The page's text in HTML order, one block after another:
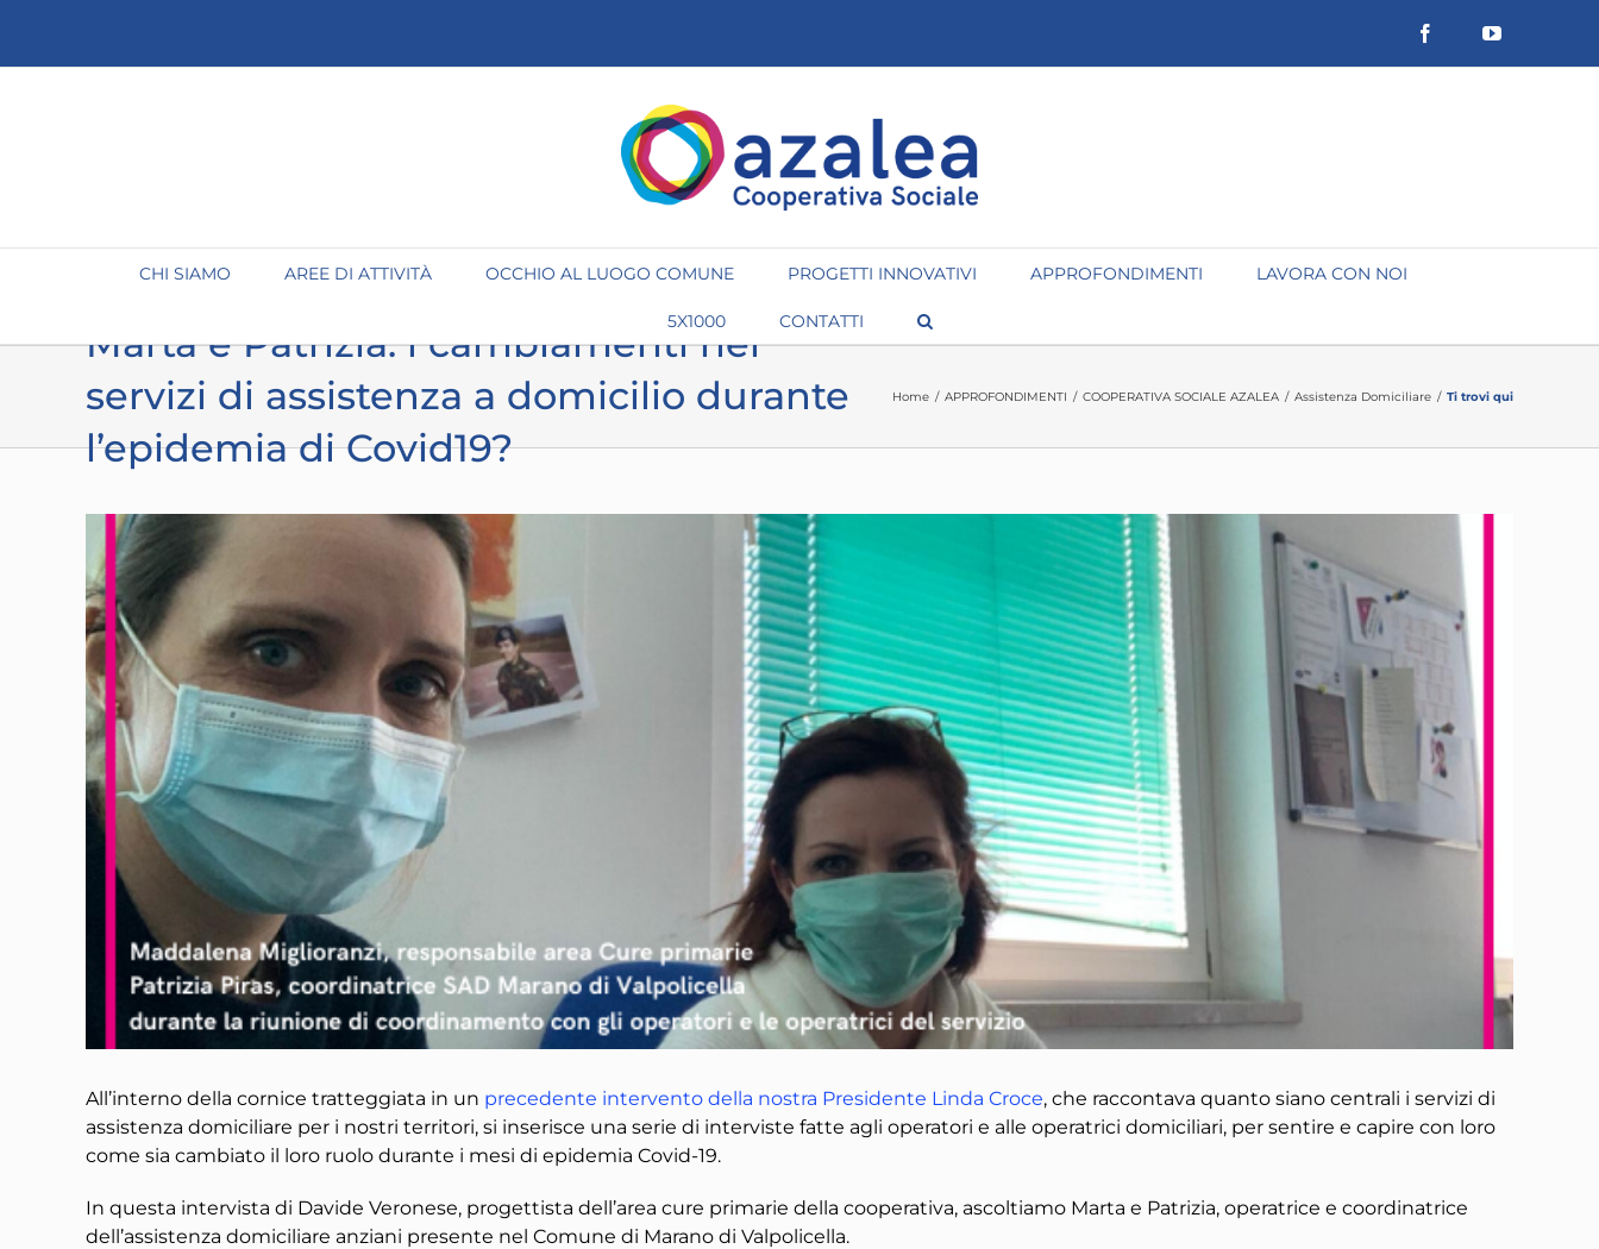
contenuto
FacebookYouTube
CHI SIAMO AREE DI ATTIVITÀ OCCHIO AL LUOGO COMUNE PROGETTI INNOVATIVI APPROFONDIMENTI LAVORA CON NOI
5X1000 CONTATTI
Marta e Patrizia: i cambiamenti nei
servizi di assistenza a domicilio durante
l’epidemia di Covid19?
Home / APPROFONDIMENTI / COOPERATIVA SOCIALE AZALEA / Assistenza Domiciliare / Ti trovi qui
All’interno della cornice tratteggiata in un precedente intervento della nostra Presidente Linda Croce, che raccontava quanto siano centrali i servizi di
assistenza domiciliare per i nostri territori, si inserisce una serie di interviste fatte agli operatori e alle operatrici domiciliari, per sentire e capire con loro
come sia cambiato il loro ruolo durante i mesi di epidemia Covid-19.
In questa intervista di Davide Veronese, progettista dell’area cure primarie della cooperativa, ascoltiamo Marta e Patrizia, operatrice e coordinatrice
dell’assistenza domiciliare anziani presente nel Comune di Marano di Valpolicella.